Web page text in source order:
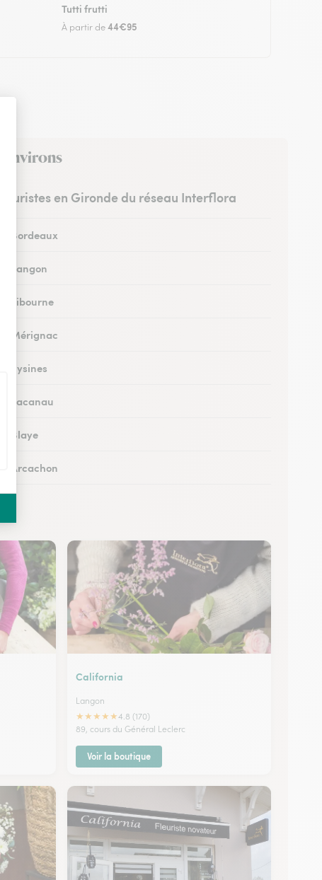
Tutti frutti
À partir de44€95
environs
en Gironde du réseau Interflora
à Bordeaux
Langon
à Libourne
à Mérignac
à Eysines
à Lacanau
à Blaye
à Arcachon
California
Langon
★★★★★4.8 (170)
89, cours du Général Leclerc
Voir la boutique